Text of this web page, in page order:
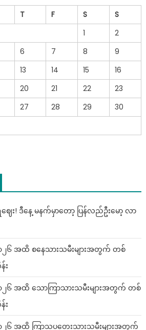
T F S
S
1
2
6 7 8
9
13 14 15
16
20 21 22
23
27 28 29
30
ေး! ဒီနေ့ မနက်မှာတော့ ပြန်လည်ဦးမော့ လာ
၀၂၆ အထိ စနေသားသမီးများအတွက် တစ်
း
၀၂၆ အထိ သောကြာသားသမီးများအတွက် တစ်
း
၀၂၆ အထိ ကြာသပတေးသားသမီးများအတွက်